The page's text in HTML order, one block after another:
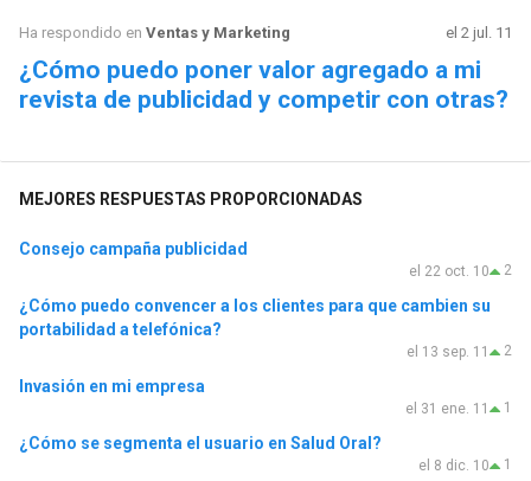
Ha respondido en Ventas y Marketing el 2 jul. 11
¿Cómo puedo poner valor agregado a mi
revista de publicidad y competir con otras?
MEJORES RESPUESTAS PROPORCIONADAS
Consejo campaña publicidad
2
el 22 oct. 10
¿Cómo puedo convencer a los clientes para que cambien su
portabilidad a telefónica?
2
el 13 sep. 11
Invasión en mi empresa
1
el 31 ene. 11
¿Cómo se segmenta el usuario en Salud Oral?
1
el 8 dic. 10